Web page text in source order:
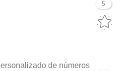
5
de números